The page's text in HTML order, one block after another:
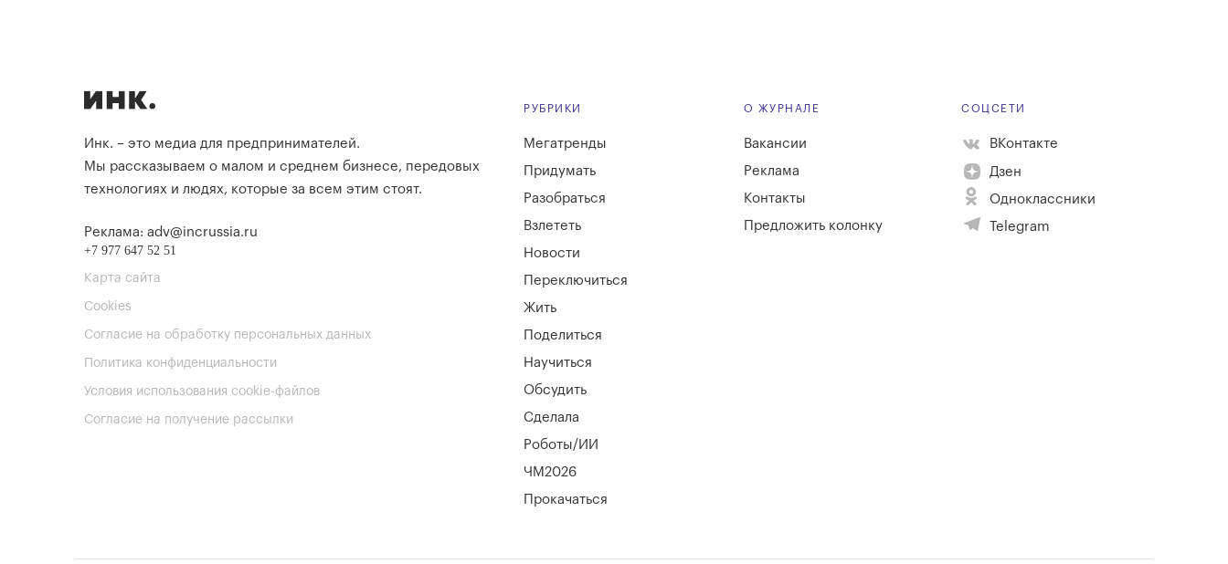
Инк. – это медиа для предпринимателей.
Мы рассказываем о малом и среднем бизнесе, передовых
технологиях и людях, которые за всем этим стоят.
Реклама: adv@incrussia.ru
+7 977 647 52 51
Карта сайта
Cookies
Согласие на обработку персональных данных
Политика конфиденциальности
Условия использования cookie-файлов
Согласие на получение рассылки
РУБРИКИ
Мегатренды
Придумать
Разобраться
Взлететь
Новости
Переключиться
Жить
Поделиться
Научиться
Обсудить
Сделала
Роботы/ИИ
ЧМ2026
Прокачаться
О ЖУРНАЛЕ
Вакансии
Реклама
Контакты
Предложить колонку
СОЦСЕТИ
ВКонтакте
Дзен
Одноклассники
Telegram